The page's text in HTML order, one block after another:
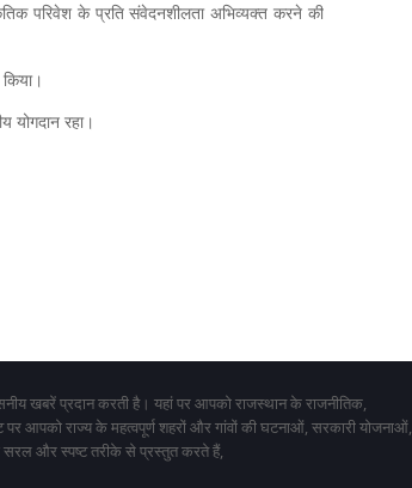
परिवेश के प्रति संवेदनशीलता अभिव्यक्त करने की
योगदान रहा।
खबरें प्रदान करती है। यहां पर आपको राजस्थान के राजनीतिक,
आपको राज्य के महत्वपूर्ण शहरों और गांवों की घटनाओं, सरकारी योजनाओं,
सरल और स्पष्ट तरीके से प्रस्तुत करते हैं,